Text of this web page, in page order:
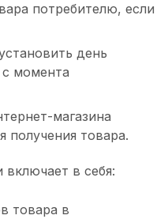
потребителю, если
день
с момента
магазина
получения товара.
в себя:
товара в